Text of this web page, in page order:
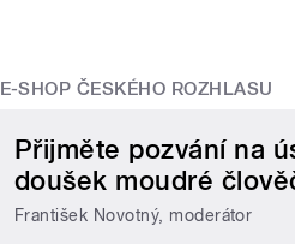
E-SHOP ČESKÉHO ROZHLASU
Přijměte pozvání na
doušek moudré
František Novotný, moderátor